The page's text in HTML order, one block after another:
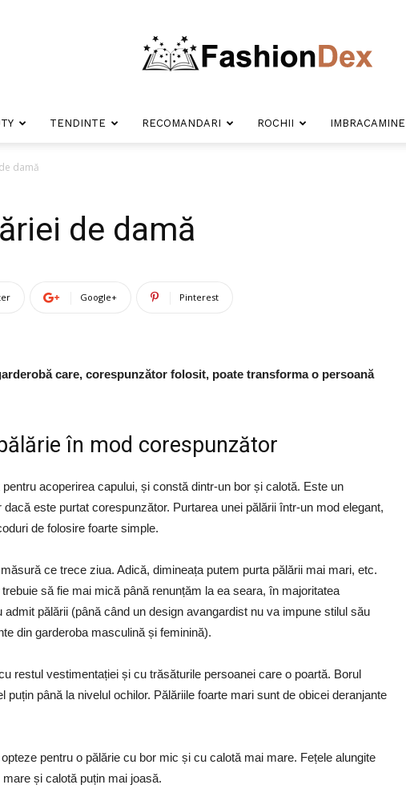
Fashion
TENDINTE RECOMANDARI ROCHII IMBRACAMINE
damă
de damă
Google+ Pinterest
care, corespunzător folosit, poate transforma o persoană
în mod corespunzător
acoperirea capului, și constă dintr-un bor și calotă. Este un
este purtat corespunzător. Purtarea unei pălării într-un mod elegant,
de folosire foarte simple.
ce trece ziua. Adică, dimineața putem purta pălării mai mari, etc.
să fie mai mică până renunțăm la ea seara, în majoritatea
pălării (până când un design avangardist nu va impune stilul său
din garderoba masculină și feminină).
restul vestimentației și cu trăsăturile persoanei care o poartă. Borul
puțin până la nivelul ochilor. Pălăriile foarte mari sunt de obicei deranjante
pentru o pălărie cu bor mic și cu calotă mai mare. Fețele alungite
și calotă puțin mai joasă.